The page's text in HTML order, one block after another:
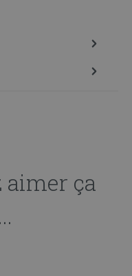
aimer ça